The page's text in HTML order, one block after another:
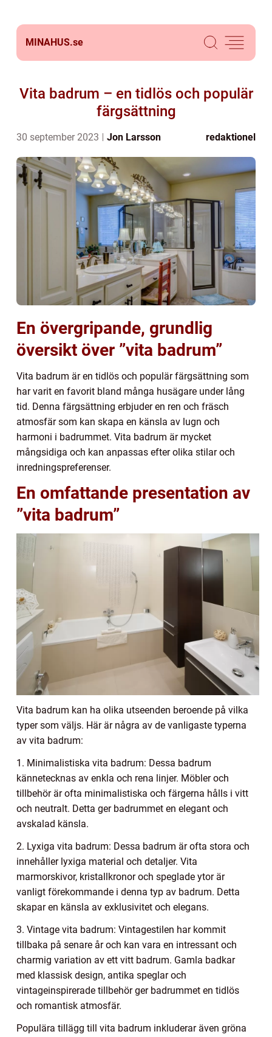
MINAHUS.se
Vita badrum – en tidlös och populär
färgsättning
30 september 2023 Jon Larsson redaktionel
En övergripande, grundlig
översikt över ”vita badrum”
Vita badrum är en tidlös och populär färgsättning som
har varit en favorit bland många husägare under lång
tid. Denna färgsättning erbjuder en ren och fräsch
atmosfär som kan skapa en känsla av lugn och
harmoni i badrummet. Vita badrum är mycket
mångsidiga och kan anpassas efter olika stilar och
inredningspreferenser.
En omfattande presentation av
”vita badrum”
Vita badrum kan ha olika utseenden beroende på vilka
typer som väljs. Här är några av de vanligaste typerna
av vita badrum:
1. Minimalistiska vita badrum: Dessa badrum
kännetecknas av enkla och rena linjer. Möbler och
tillbehör är ofta minimalistiska och färgerna hålls i vitt
och neutralt. Detta ger badrummet en elegant och
avskalad känsla.
2. Lyxiga vita badrum: Dessa badrum är ofta stora och
innehåller lyxiga material och detaljer. Vita
marmorskivor, kristallkronor och speglade ytor är
vanligt förekommande i denna typ av badrum. Detta
skapar en känsla av exklusivitet och elegans.
3. Vintage vita badrum: Vintagestilen har kommit
tillbaka på senare år och kan vara en intressant och
charmig variation av ett vitt badrum. Gamla badkar
med klassisk design, antika speglar och
vintageinspirerade tillbehör ger badrummet en tidlös
och romantisk atmosfär.
Populära tillägg till vita badrum inkluderar även gröna